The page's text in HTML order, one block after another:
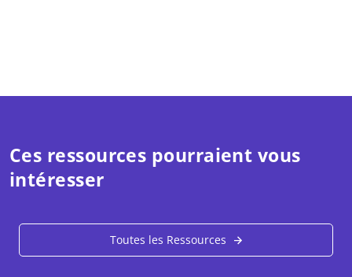
Ces ressources pourraient vous
intéresser
Toutes les Ressources